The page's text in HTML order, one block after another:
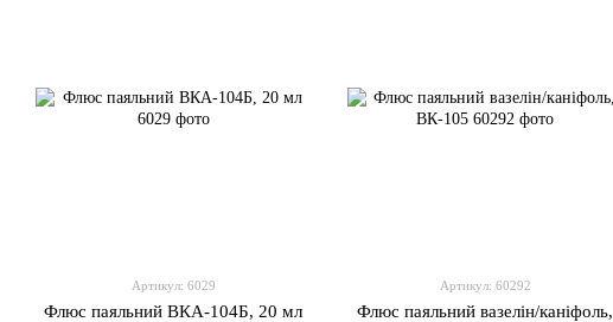
Артикул: 6029
Флюс паяльний ВКА-104Б, 20 мл
Артикул: 60292
Флюс паяльний вазелін/каніфоль,